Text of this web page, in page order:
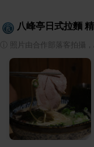
八峰亭日式拉麵
照片由合作部落客拍攝